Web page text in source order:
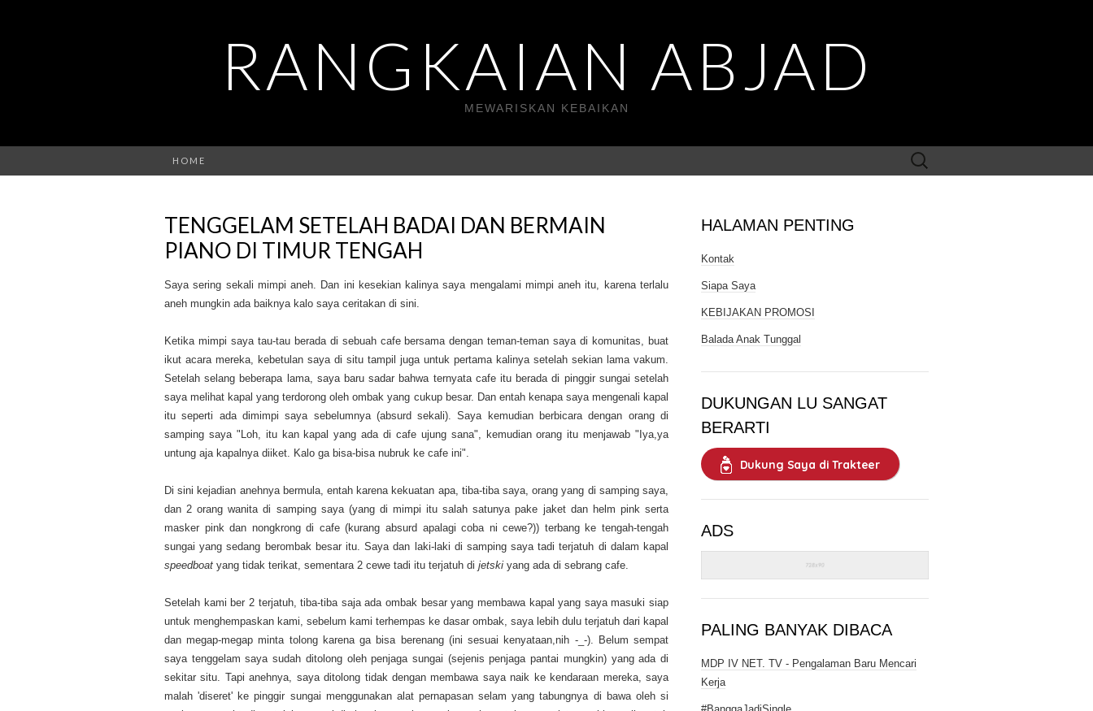
RANGKAIAN ABJAD
MEWARISKAN KEBAIKAN
HOME
Search
for:
TENGGELAM SETELAH BADAI DAN BERMAIN
PIANO DI TIMUR TENGAH
Saya sering sekali mimpi aneh. Dan ini kesekian kalinya saya mengalami mimpi aneh itu, karena terlalu
aneh mungkin ada baiknya kalo saya ceritakan di sini.
Ketika mimpi saya tau-tau berada di sebuah cafe bersama dengan teman-teman saya di komunitas, buat
ikut acara mereka, kebetulan saya di situ tampil juga untuk pertama kalinya setelah sekian lama vakum.
Setelah selang beberapa lama, saya baru sadar bahwa ternyata cafe itu berada di pinggir sungai setelah
saya melihat kapal yang terdorong oleh ombak yang cukup besar. Dan entah kenapa saya mengenali kapal
itu seperti ada dimimpi saya sebelumnya (absurd sekali). Saya kemudian berbicara dengan orang di
samping saya "Loh, itu kan kapal yang ada di cafe ujung sana", kemudian orang itu menjawab "Iya,ya
untung aja kapalnya diiket. Kalo ga bisa-bisa nubruk ke cafe ini".
Di sini kejadian anehnya bermula, entah karena kekuatan apa, tiba-tiba saya, orang yang di samping saya,
dan 2 orang wanita di samping saya (yang di mimpi itu salah satunya pake jaket dan helm pink serta
masker pink dan nongkrong di cafe (kurang absurd apalagi coba ni cewe?)) terbang ke tengah-tengah
sungai yang sedang berombak besar itu. Saya dan laki-laki di samping saya tadi terjatuh di dalam kapal
speedboat yang tidak terikat, sementara 2 cewe tadi itu terjatuh di jetski yang ada di sebrang cafe.
Setelah kami ber 2 terjatuh, tiba-tiba saja ada ombak besar yang membawa kapal yang saya masuki siap
untuk menghempaskan kami, sebelum kami terhempas ke dasar ombak, saya lebih dulu terjatuh dari kapal
dan megap-megap minta tolong karena ga bisa berenang (ini sesuai kenyataan,nih -_-). Belum sempat
saya tenggelam saya sudah ditolong oleh penjaga sungai (sejenis penjaga pantai mungkin) yang ada di
sekitar situ. Tapi anehnya, saya ditolong tidak dengan membawa saya naik ke kendaraan mereka, saya
malah 'diseret' ke pinggir sungai menggunakan alat pernapasan selam yang tabungnya di bawa oleh si
HALAMAN PENTING
Kontak
Siapa Saya
KEBIJAKAN PROMOSI
Balada Anak Tunggal
DUKUNGAN LU SANGAT
BERARTI
Dukung Saya di Trakteer
ADS
PALING BANYAK DIBACA
MDP IV NET. TV - Pengalaman Baru Mencari
Kerja